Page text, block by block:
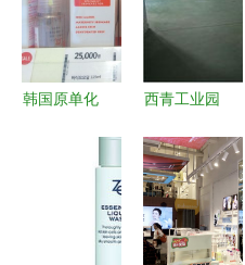
售增长新布
局
的启发
韩国原单化
代购生态解
西青工业园
厂转让 布
局化妆品零
售的新机遇